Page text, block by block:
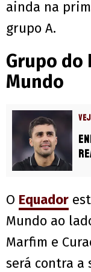
ainda na
grupo A.
Grupo do
Mundo
O Equador
Mundo ao
Marfim e
será contra a